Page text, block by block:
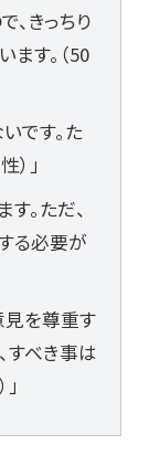
、きっちり
す。（50
です。た
）」
。ただ、
る必要が
見を尊重す
すべき事は